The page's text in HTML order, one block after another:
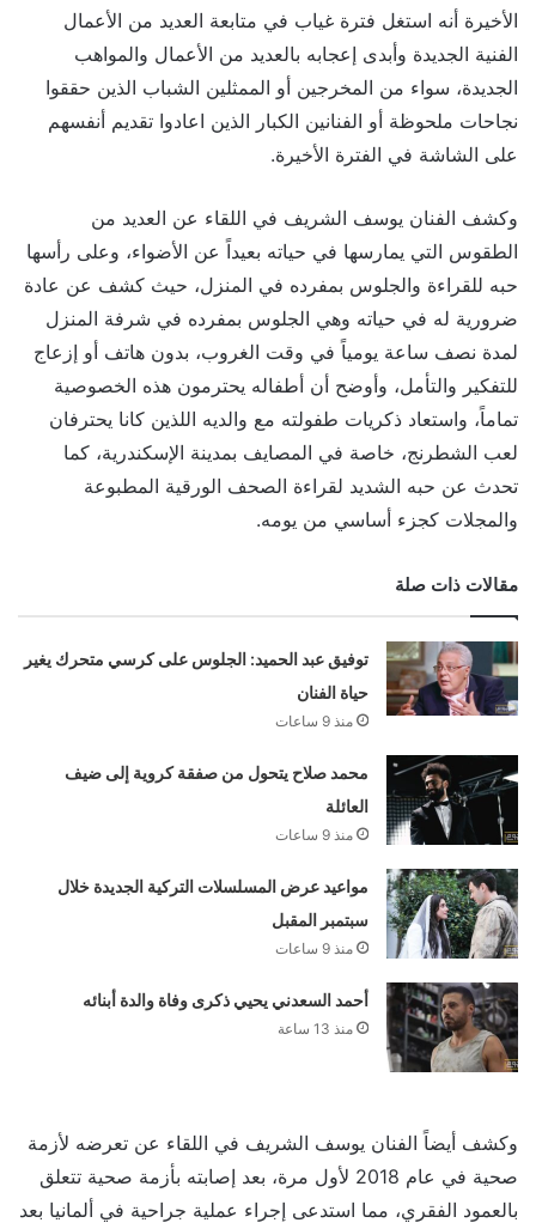
الأخيرة أنه استغل فترة غياب في متابعة العديد من الأعمال
الفنية الجديدة وأبدى إعجابه بالعديد من الأعمال والمواهب
الجديدة، سواء من المخرجين أو الممثلين الشباب الذين حققوا
نجاحات ملحوظة أو الفنانين الكبار الذين اعادوا تقديم أنفسهم
على الشاشة في الفترة الأخيرة.
وكشف الفنان يوسف الشريف في اللقاء عن العديد من
الطقوس التي يمارسها في حياته بعيداً عن الأضواء، وعلى رأسها
حبه للقراءة والجلوس بمفرده في المنزل، حيث كشف عن عادة
ضرورية له في حياته وهي الجلوس بمفرده في شرفة المنزل
لمدة نصف ساعة يومياً في وقت الغروب، بدون هاتف أو إزعاج
للتفكير والتأمل، وأوضح أن أطفاله يحترمون هذه الخصوصية
تماماً، واستعاد ذكريات طفولته مع والديه اللذين كانا يحترفان
لعب الشطرنج، خاصة في المصايف بمدينة الإسكندرية، كما
تحدث عن حبه الشديد لقراءة الصحف الورقية المطبوعة
والمجلات كجزء أساسي من يومه.
مقالات ذات صلة
توفيق عبد الحميد: الجلوس على كرسي متحرك يغير
حياة الفنان
منذ 9 ساعات
محمد صلاح يتحول من صفقة كروية إلى ضيف
العائلة
منذ 9 ساعات
مواعيد عرض المسلسلات التركية الجديدة خلال
سبتمبر المقبل
منذ 9 ساعات
أحمد السعدني يحيي ذكرى وفاة والدة أبنائه
منذ 13 ساعة
وكشف أيضاً الفنان يوسف الشريف في اللقاء عن تعرضه لأزمة
صحية في عام 2018 لأول مرة، بعد إصابته بأزمة صحية تتعلق
بالعمود الفقري، مما استدعى إجراء عملية جراحية في ألمانيا بعد